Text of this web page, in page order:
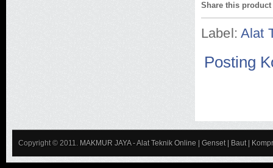
Share this product
Label: Alat
Posting
Copyright © 2011. MAKMUR JAYA - Alat Teknik Online | Genset | Baut |